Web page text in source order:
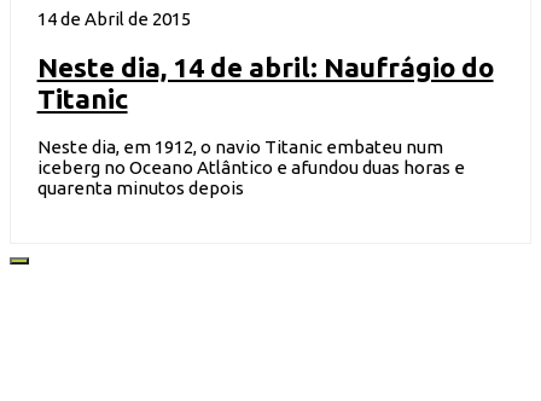
14 de Abril de 2015
Neste dia, 14 de abril: Naufrágio do
Titanic
Neste dia, em 1912, o navio Titanic embateu num
iceberg no Oceano Atlântico e afundou duas horas e
quarenta minutos depois